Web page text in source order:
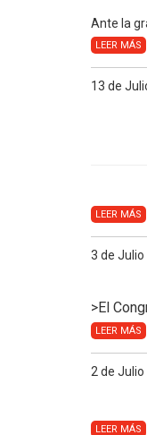
Ante la
LEER MÁS
13 de
LEER MÁS
3 de Julio
>El
LEER MÁS
2 de
LEER MÁS